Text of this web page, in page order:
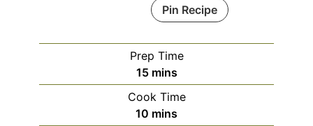
Pin Recipe
Prep Time
15minutes
mins
Cook Time
10 minutes
mins